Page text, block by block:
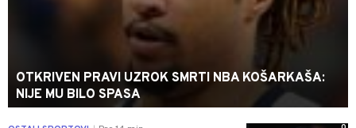
OTKRIVEN PRAVI UZROK SMRTI NBA KOŠARKAŠA:
NIJE MU BILO SPASA